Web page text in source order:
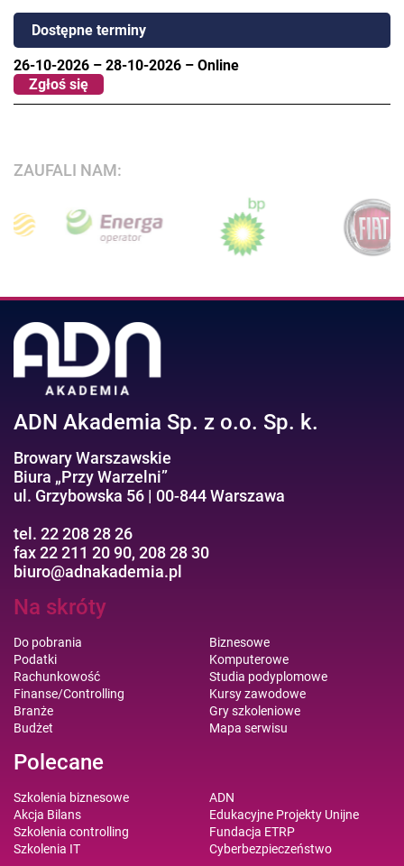
Dostępne terminy
26-10-2026 – 28-10-2026 – Online
Zgłoś się
ZAUFALI NAM:
ADN Akademia Sp. z o.o. Sp. k.
Browary Warszawskie
Biura „Przy Warzelni”
ul. Grzybowska 56 | 00-844 Warszawa
tel. 22 208 28 26
fax 22 211 20 90, 208 28 30
biuro@adnakademia.pl
Na skróty
Do pobrania
Podatki
Rachunkowość
Finanse/Controlling
Branże
Budżet
Biznesowe
Komputerowe
Studia podyplomowe
Kursy zawodowe
Gry szkoleniowe
Mapa serwisu
Polecane
Szkolenia biznesowe
Akcja Bilans
Szkolenia controlling
Szkolenia IT
ADN
Edukacyjne Projekty Unijne
Fundacja ETRP
Cyberbezpieczeństwo